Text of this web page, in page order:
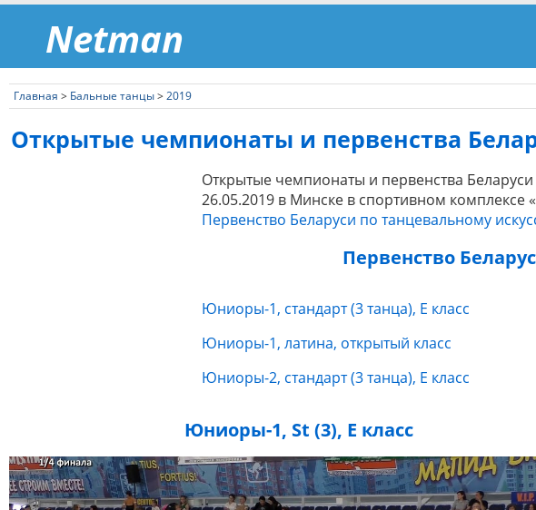
Netman
Главная > Бальные танцы>2019
Открытые чемпионаты и первенства
Открытые чемпионаты и первенства
26.05.2019 в Минске в спортивном
Первенство Беларуси по танцевальному
Первенство
Юниоры-1, стандарт (3 танца), E класс
Юниоры-1, латина, открытый класс
Юниоры-2, стандарт (3 танца), E класс
Юниоры-1, St (3), E класс